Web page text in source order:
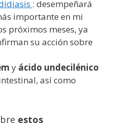
: desempeñará
importante en mi
próximos meses, ya
su acción sobre
y ácido undecilénico
así como
estos